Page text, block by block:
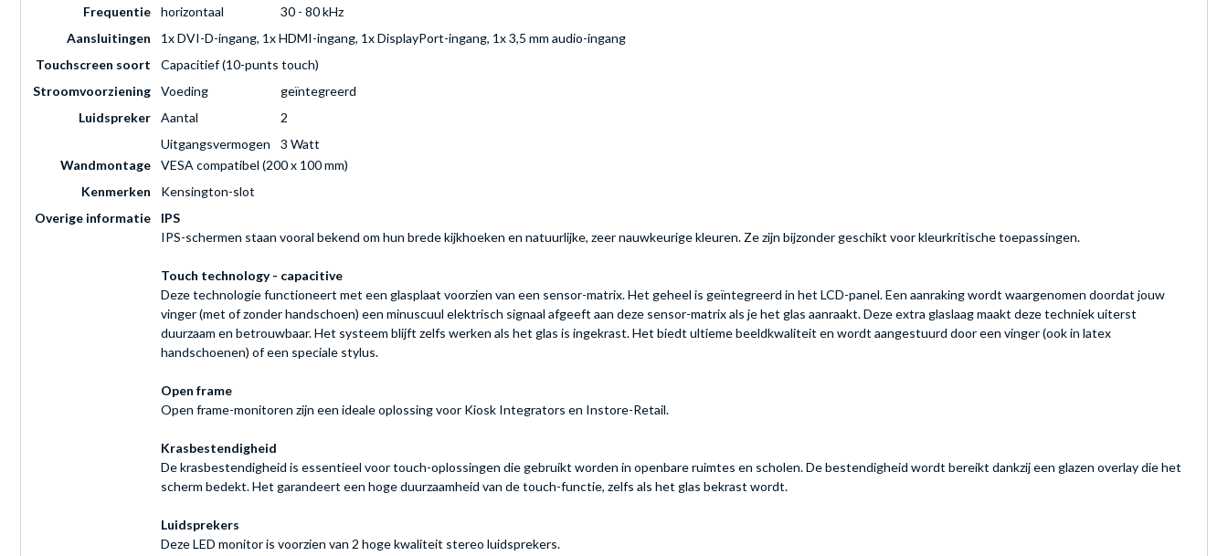
Frequentie
horizontaal
30 - 80 kHz
Aansluitingen
1x DVI-D-ingang, 1x HDMI-ingang, 1x DisplayPort-ingang, 1x 3,5 mm audio-ingang
Touchscreen soort
Capacitief (10-punts touch)
Stroomvoorziening
Voeding
geïntegreerd
Luidspreker
Aantal
2
Uitgangsvermogen
3 Watt
Wandmontage
VESA compatibel (200 x 100 mm)
Kenmerken
Kensington-slot
Overige informatie
IPS
IPS-schermen staan vooral bekend om hun brede kijkhoeken en natuurlijke, zeer nauwkeurige kleuren. Ze zijn bijzonder geschikt voor kleurkritische toepassingen.
Touch technology - capacitive
Deze technologie functioneert met een glasplaat voorzien van een sensor-matrix. Het geheel is geïntegreerd in het LCD-panel. Een aanraking wordt waargenomen doordat jouw
vinger (met of zonder handschoen) een minuscuul elektrisch signaal afgeeft aan deze sensor-matrix als je het glas aanraakt. Deze extra glaslaag maakt deze techniek uiterst
duurzaam en betrouwbaar. Het systeem blijft zelfs werken als het glas is ingekrast. Het biedt ultieme beeldkwaliteit en wordt aangestuurd door een vinger (ook in latex
handschoenen) of een speciale stylus.
Open frame
Open frame-monitoren zijn een ideale oplossing voor Kiosk Integrators en Instore-Retail.
Krasbestendigheid
De krasbestendigheid is essentieel voor touch-oplossingen die gebruikt worden in openbare ruimtes en scholen. De bestendigheid wordt bereikt dankzij een glazen overlay die het
scherm bedekt. Het garandeert een hoge duurzaamheid van de touch-functie, zelfs als het glas bekrast wordt.
Luidsprekers
Deze LED monitor is voorzien van 2 hoge kwaliteit stereo luidsprekers.